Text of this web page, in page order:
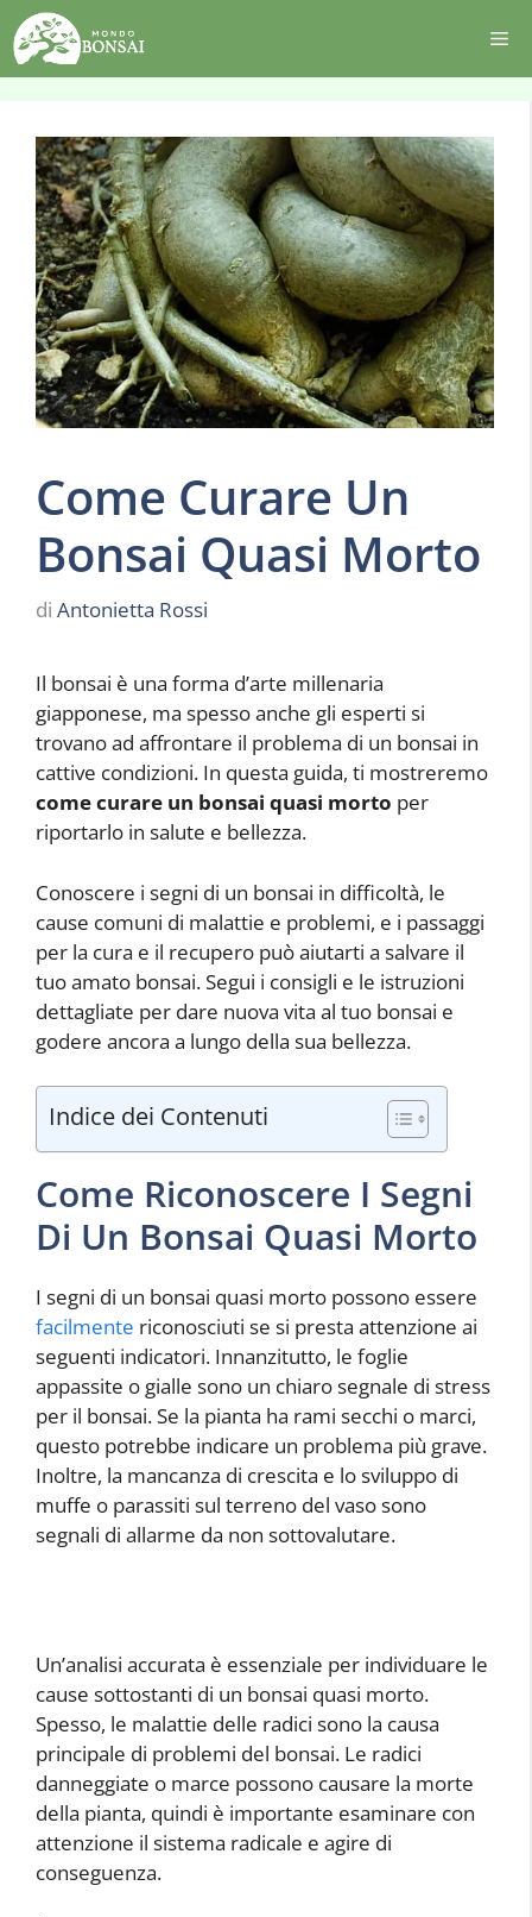
Vai
al
contenuto
Come Curare Un
Bonsai Quasi Morto
di Antonietta Rossi
Il bonsai è una forma d’arte millenaria
giapponese, ma spesso anche gli esperti si
trovano ad affrontare il problema di un bonsai in
cattive condizioni. In questa guida, ti mostreremo
come curare un bonsai quasi morto per
riportarlo in salute e bellezza.
Conoscere i segni di un bonsai in difficoltà, le
cause comuni di malattie e problemi, e i passaggi
per la cura e il recupero può aiutarti a salvare il
tuo amato bonsai. Segui i consigli e le istruzioni
dettagliate per dare nuova vita al tuo bonsai e
godere ancora a lungo della sua bellezza.
Indice dei Contenuti
Come Riconoscere I Segni
Di Un Bonsai Quasi Morto
I segni di un bonsai quasi morto possono essere
facilmente riconosciuti se si presta attenzione ai
seguenti indicatori. Innanzitutto, le foglie
appassite o gialle sono un chiaro segnale di stress
per il bonsai. Se la pianta ha rami secchi o marci,
questo potrebbe indicare un problema più grave.
Inoltre, la mancanza di crescita e lo sviluppo di
muffe o parassiti sul terreno del vaso sono
segnali di allarme da non sottovalutare.
Un’analisi accurata è essenziale per individuare le
cause sottostanti di un bonsai quasi morto.
Spesso, le malattie delle radici sono la causa
principale di problemi del bonsai. Le radici
danneggiate o marce possono causare la morte
della pianta, quindi è importante esaminare con
attenzione il sistema radicale e agire di
conseguenza.